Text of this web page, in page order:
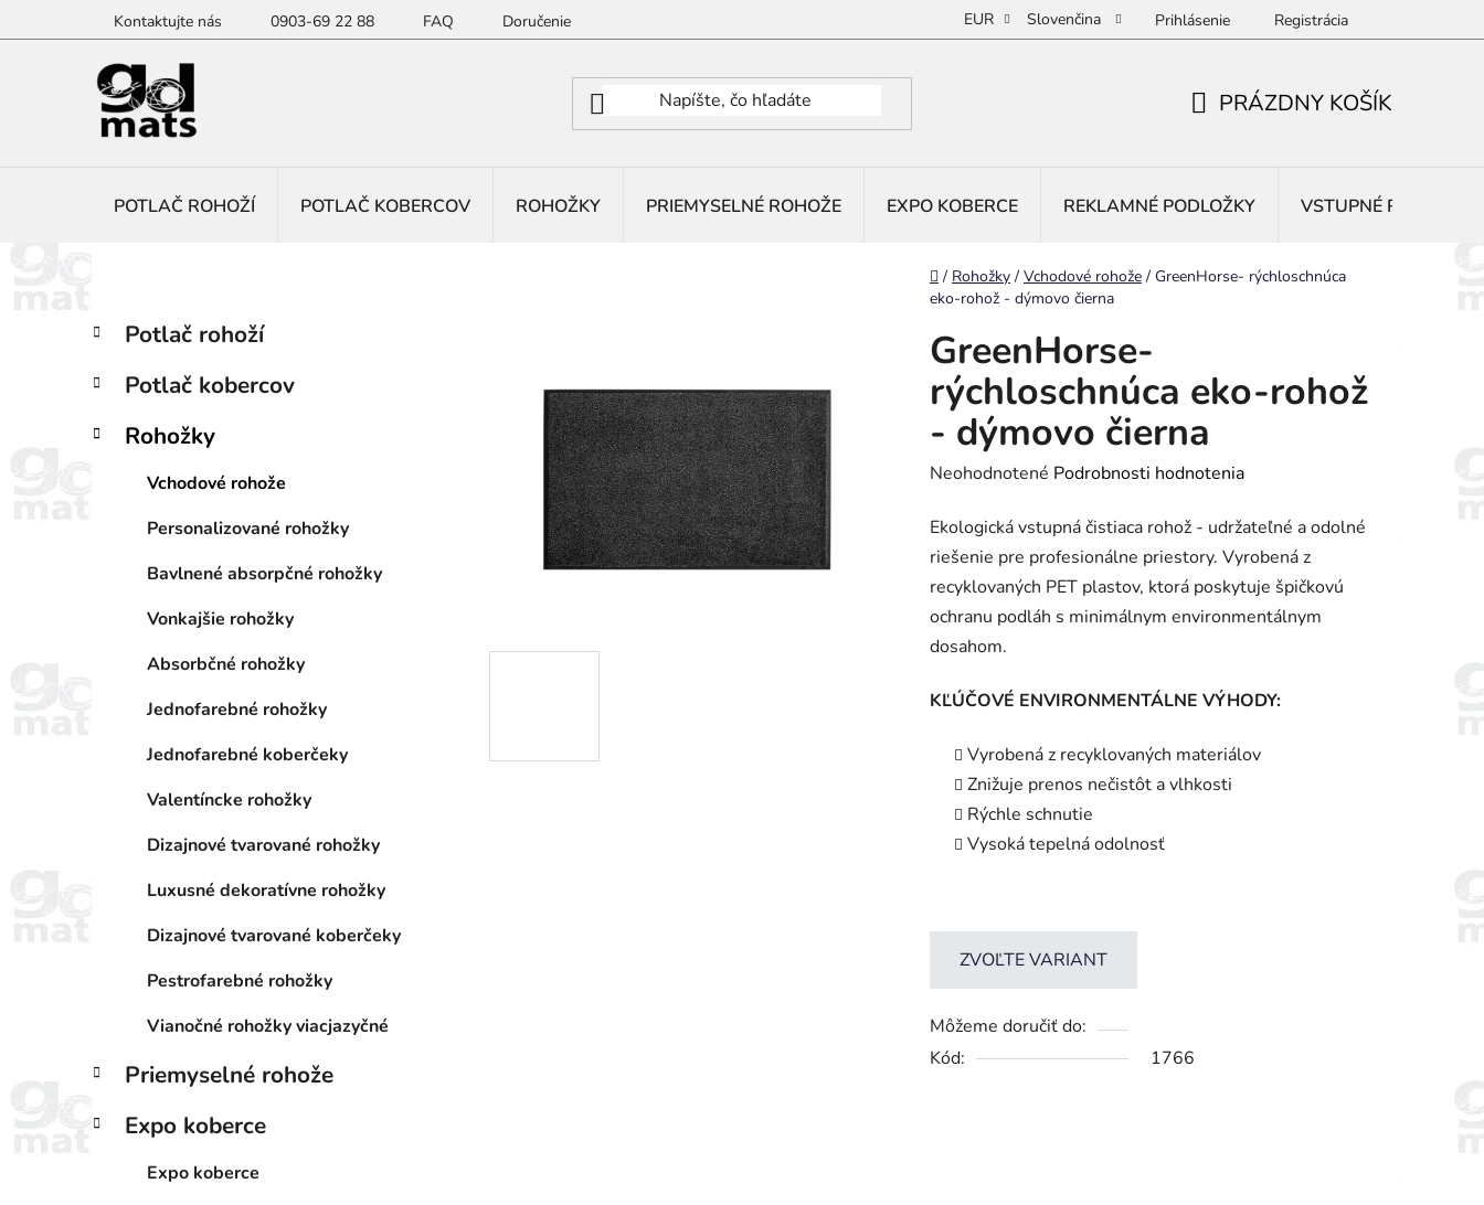
na
Kontaktujte nás 0903-69 22 88 FAQ Doručenie EUR Slovenčina Prihlásenie Registrácia
PRÁZDNY KOŠÍK
POTLAČ ROHOŽÍ POTLAČ KOBERCOV ROHOŽKY PRIEMYSELNÉ ROHOŽE EXPO KOBERCE REKLAMNÉ PODLOŽKY VSTUPNÉ ROHOŽE
Domov
/ Rohožky / Vchodové rohože / GreenHorse- rýchloschnúca
eko-rohož - dýmovo čierna
B
č
ý
Preskočiť
kategórie
K
a
e
ó
Potlač rohoží
Potlač kobercov
Rohožky
Vchodové rohože
Personalizované rohožky
Bavlnené absorpčné rohožky
Vonkajšie rohožky
Absorbčné rohožky
Jednofarebné rohožky
Jednofarebné koberčeky
Valentíncke rohožky
Dizajnové tvarované rohožky
Luxusné dekoratívne rohožky
Dizajnové tvarované koberčeky
Pestrofarebné rohožky
Vianočné rohožky viacjazyčné
Priemyselné rohože
Expo koberce
Expo koberce
GreenHorse-
rýchloschnúca eko-rohož
- dýmovo čierna
Priemerné
produktu
je
0,0
z
5
Neohodnotené Podrobnosti hodnotenia
Ekologická vstupná čistiaca rohož - udržateľné a odolné
riešenie pre profesionálne priestory. Vyrobená z
recyklovaných PET plastov, ktorá poskytuje špičkovú
ochranu podláh s minimálnym environmentálnym
dosahom.
KĽÚČOVÉ ENVIRONMENTÁLNE VÝHODY:
Vyrobená z recyklovaných materiálov
Znižuje prenos nečistôt a vlhkosti
Rýchle schnutie
Vysoká tepelná odolnosť
ZVOĽTE VARIANT
Môžeme doručiť do:
Kód:
1766